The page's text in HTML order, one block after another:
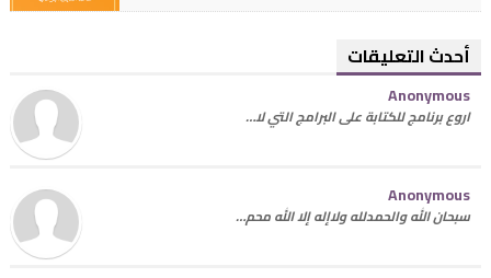
أحدث التعليقات
Anonymous
اروع برنامج للكتابة على البرامج التي لا…
Anonymous
سبحان الله والحمدلله ولاإله إلا الله محم…